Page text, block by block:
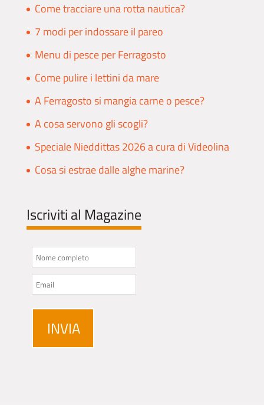
Come tracciare una rotta nautica?
7 modi per indossare il pareo
Menu di pesce per Ferragosto
Come pulire i lettini da mare
A Ferragosto si mangia carne o pesce?
A cosa servono gli scogli?
Speciale Nieddittas 2026 a cura di Videolina
Cosa si estrae dalle alghe marine?
Iscriviti al Magazine